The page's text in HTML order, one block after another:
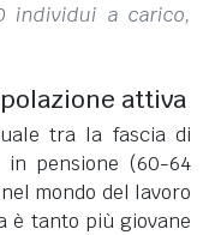
individui a carico,
attiva
tra la fascia di
pensione (60-64
mondo del lavoro
è tanto più giovane